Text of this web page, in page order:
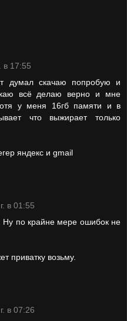
в 17:55
думал скачаю попробую и
всё делаю верно и мне
у меня 16гб памяти и в
что выжирает только
яндекс и gmail
в 01:55
по крайне мере ошибок не
приватку возьму.
в 07:26